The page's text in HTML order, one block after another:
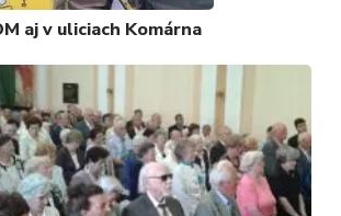
aj v uliciach Komárna